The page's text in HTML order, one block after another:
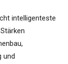
intelligenteste
und